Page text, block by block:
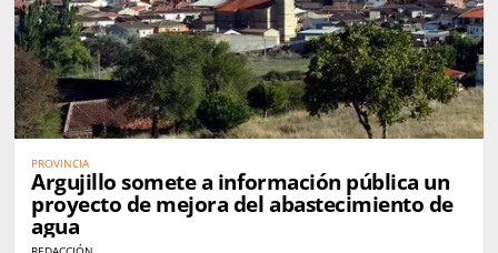
PROVINCIA
Argujillo somete a información pública un
proyecto de mejora del abastecimiento de
agua